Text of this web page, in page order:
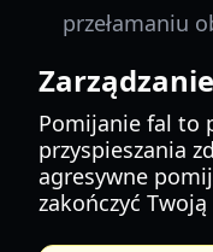
przełamaniu
Pomijanie fal to
przyspieszania
agresywne
zakończyć